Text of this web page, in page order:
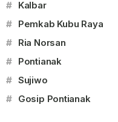
# Kalbar
# Pemkab Kubu Raya
# Ria Norsan
# Pontianak
# Sujiwo
# Gosip Pontianak